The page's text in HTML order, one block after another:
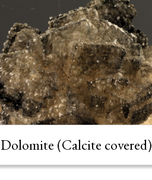
Dolomite (Calcite covered)